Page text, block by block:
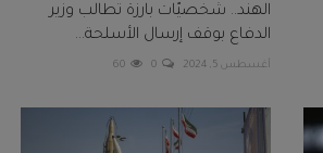
الهند.. شخصيّات بارزة تطالب وزير
الدفاع بوقف إرسال الأسلحة...
أغسطس 5, 2024 0
60